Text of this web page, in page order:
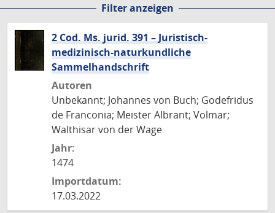
Filter anzeigen
2 Cod. Ms. jurid. 391 – Juristisch-
medizinisch-naturkundliche
Sammelhandschrift
Autoren
Unbekannt; Johannes von Buch; Godefridus
de Franconia; Meister Albrant; Volmar;
Walthisar von der Wage
Jahr:
1474
Importdatum:
17.03.2022